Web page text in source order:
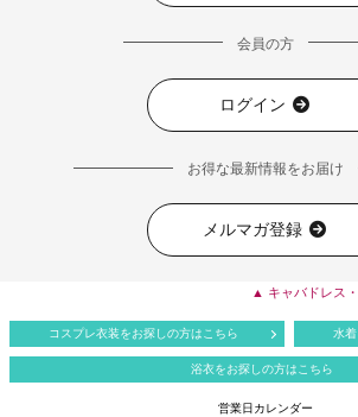
会員の方
ログイン
お得な最新情報をお届け
メルマガ登録
▲ キャバドレス
コスプレ衣装をお探しの方はこちら 水
浴衣をお探しの方はこちら
営業日カレンダー